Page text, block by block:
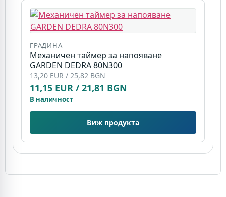
ГРАДИНА
Механичен таймер за напояване
GARDEN DEDRA 80N300
13,20 EUR / 25,82 BGN
11,15 EUR / 21,81 BGN
В наличност
Виж продукта